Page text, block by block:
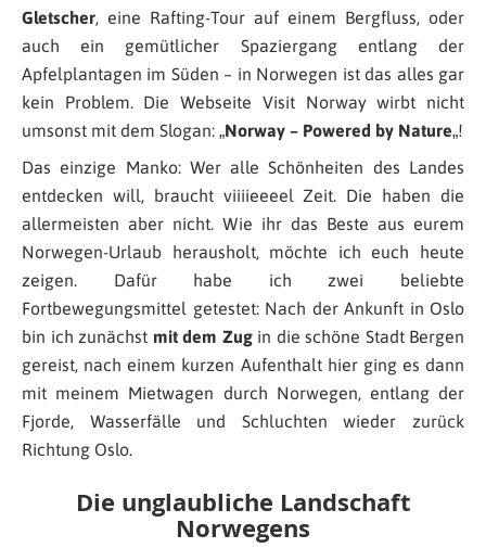
Gletscher, eine Rafting-Tour auf einem Bergfluss, oder
auch ein gemütlicher Spaziergang entlang der
Apfelplantagen im Süden – in Norwegen ist das alles gar
kein Problem. Die Webseite Visit Norway wirbt nicht
umsonst mit dem Slogan: „Norway – Powered by Nature„!
Das einzige Manko: Wer alle Schönheiten des Landes
entdecken will, braucht viiiieeeel Zeit. Die haben die
allermeisten aber nicht. Wie ihr das Beste aus eurem
Norwegen-Urlaub herausholt, möchte ich euch heute
zeigen. Dafür habe ich zwei beliebte
Fortbewegungsmittel getestet: Nach der Ankunft in Oslo
bin ich zunächst mit dem Zugin die schöne Stadt Bergen
gereist, nach einem kurzen Aufenthalt hier ging es dann
mit meinem Mietwagen durch Norwegen, entlang der
Fjorde, Wasserfälle und Schluchten wieder zurück
Richtung Oslo.
Die unglaubliche Landschaft
Norwegens